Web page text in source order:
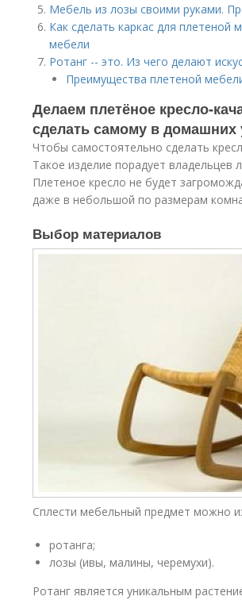
Мебель из лозы своими руками.
Как сделать каркас для
мебели
Ротанг -- это. Из чего делают
Преимущества плетеной
Делаем плетёное кресло-
сделать самому в домашних
Чтобы самостоятельно сделать
Такое изделие порадует владельцев
Плетеное кресло не будет
даже в небольшой по размерам
Выбор материалов
Сплести мебельный предмет можно
ротанга;
лозы (ивы, малины, черемухи).
Ротанг является уникальным